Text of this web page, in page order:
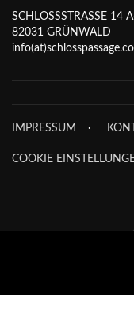
SCHLOSSSTRASSE 14
82031 GRÜNWALD
IMPRESSUM
COOKIE